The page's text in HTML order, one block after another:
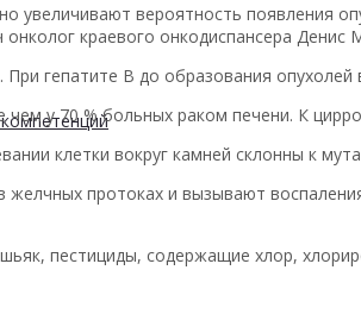
увеличивают вероятность появления
краевого онкодиспансера Денис
гепатите В до образования
у 70 % больных раком печени. К
клетки вокруг камней склонны к
протоках и вызывают
пестициды, содержащие хлор,